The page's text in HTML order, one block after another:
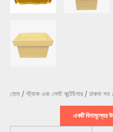
হোম / স্ট্যাক এবং নেস্ট কন্টেইনার / ঢাকনা
একটি